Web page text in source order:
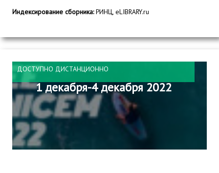
Индексирование сборника:РИНЦ, eLIBRARY.ru
ДОСТУПНО ДИСТАНЦИОННО
1 декабря-4 декабря 2022